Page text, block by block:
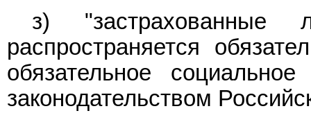
з)
распространяется
обязательное
законодательством